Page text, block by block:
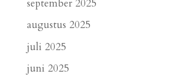
september 2025
augustus 2025
juli 2025
juni 2025